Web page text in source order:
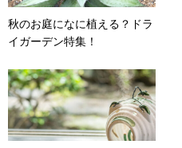
秋のお庭になに植える？ドラ
イガーデン特集！